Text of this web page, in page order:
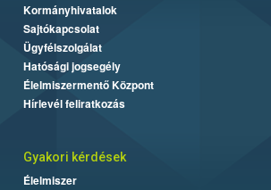
Kormányhivatalok
Sajtókapcsolat
Ügyfélszolgálat
Hatósági jogsegély
Élelmiszermentő Központ
Hírlevél feliratkozás
Gyakori kérdések
Élelmiszer